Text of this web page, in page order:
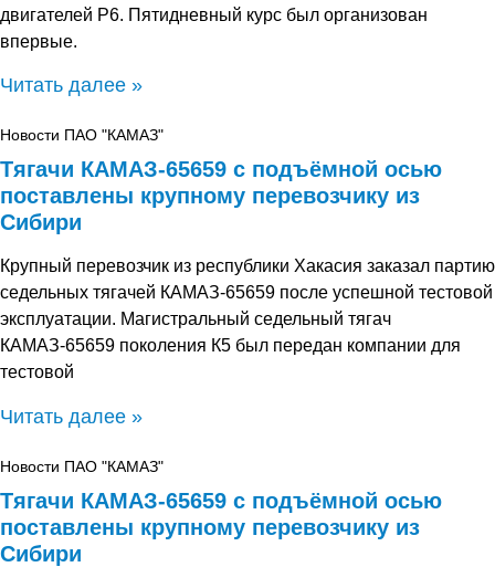
двигателей Р6. Пятидневный курс был организован
впервые.
Читать далее »
Новости ПАО "КАМАЗ"
Тягачи КАМАЗ-65659 с подъёмной осью
поставлены крупному перевозчику из
Сибири
Крупный перевозчик из республики Хакасия заказал партию
седельных тягачей КАМАЗ-65659 после успешной тестовой
эксплуатации. Магистральный седельный тягач
КАМАЗ-65659 поколения К5 был передан компании для
тестовой
Читать далее »
Новости ПАО "КАМАЗ"
Тягачи КАМАЗ-65659 с подъёмной осью
поставлены крупному перевозчику из
Сибири